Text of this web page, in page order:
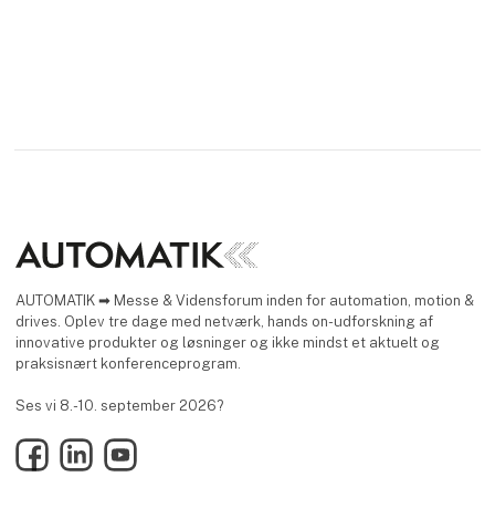
AUTOMATIK ➡ Messe & Vidensforum inden for automation, motion &
drives. Oplev tre dage med netværk, hands on-udforskning af
innovative produkter og løsninger og ikke mindst et aktuelt og
praksisnært konferenceprogram.
Ses vi 8.-10. september 2026?
FacebookLinkedInYouTube